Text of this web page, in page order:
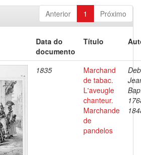
Anterior 1 Próximo
Data do
documento
Título
1835
Marchand
de tabac.
L'aveugle
chanteur.
Marchande
de
pandelos